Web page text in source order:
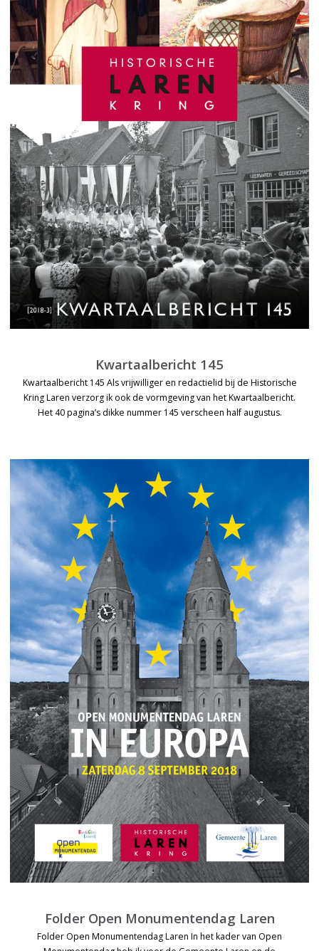
Kwartaalbericht 145
Kwartaalbericht 145 Als vrijwilliger en redactielid bij de Historische
Kring Laren verzorg ik ook de vormgeving van het Kwartaalbericht.
Het 40 pagina’s dikke nummer 145 verscheen half augustus.
Folder Open Monumentendag Laren
Folder Open Monumentendag Laren In het kader van Open